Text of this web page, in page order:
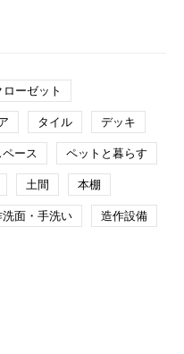
ーゼット
タイル デッキ
ース ペットと暮らす
土間 本棚
洗面・手洗い 造作設備